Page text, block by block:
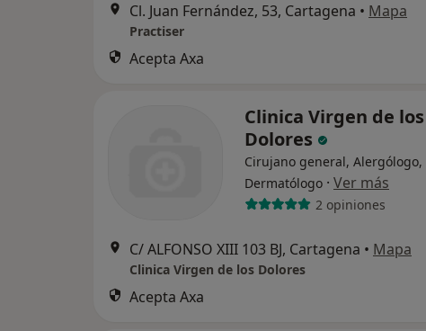
Cl. Juan Fernández, 53, Cartagena • Mapa
Practiser
Acepta Axa
Clinica Virgen de los
Dolores
Cirujano general, Alergólogo,
Dermatólogo · Ver más
2 opiniones
C/ ALFONSO XIII 103 BJ, Cartagena • Mapa
Clinica Virgen de los Dolores
Acepta Axa